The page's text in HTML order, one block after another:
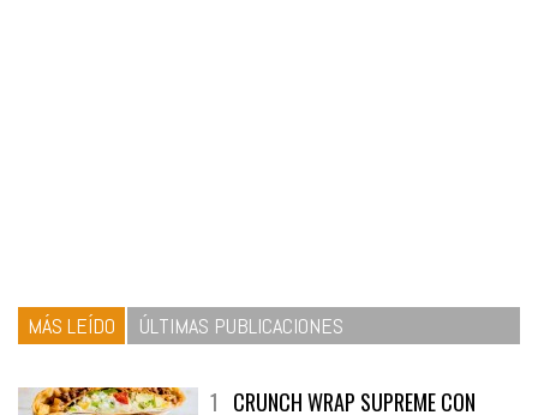
MÁS LEÍDO ÚLTIMAS PUBLICACIONES
1 CRUNCH WRAP SUPREME CON